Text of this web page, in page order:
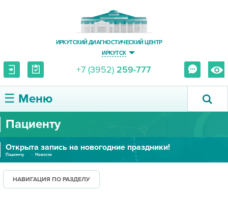
ИРКУТСКИЙ ДИАГНОСТИЧЕСКИЙ ЦЕНТР
ИРКУТСК
+7 (3952) 259-777
☰ Меню
О ЦЕНТРЕ
УСЛУГИ И ЦЕНЫ
ПАЦИЕНТУ
Пациенту
Открыта запись на новогодние праздники!
Пациенту Новости
НАВИГАЦИЯ ПО РАЗДЕЛУ